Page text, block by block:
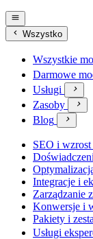


Wszystko
Wszystkie
Darmowe
Usługi 
Zasoby 
Blog 
SEO i wzrost
Integracje i
Zarządzanie
Konwersje i
Pakiety i
Usługi